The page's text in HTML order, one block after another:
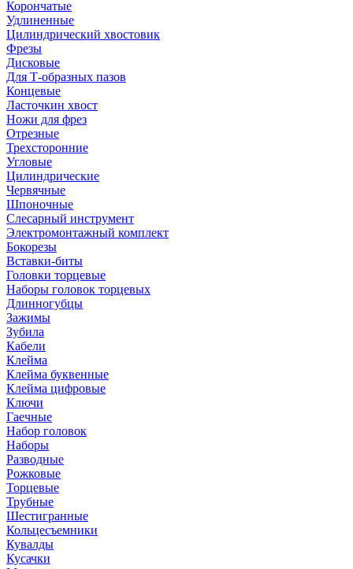
Корончатые
Удлиненные
Цилиндрический хвостовик
Фрезы
Дисковые
Для Т-образных пазов
Концевые
Ласточкин хвост
Ножи для фрез
Отрезные
Трехсторонние
Угловые
Цилиндрические
Червячные
Шпоночные
Слесарный инструмент
Электромонтажный комплект
Бокорезы
Вставки-биты
Головки торцевые
Наборы головок торцевых
Длинногубцы
Зажимы
Зубила
Кабели
Клейма
Клейма буквенные
Клейма цифровые
Ключи
Гаечные
Набор головок
Наборы
Разводные
Рожковые
Торцевые
Трубные
Шестигранные
Кольцесъемники
Кувалды
Кусачки